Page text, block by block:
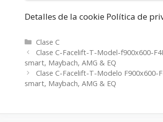
Detalles de la cookie Política de
Categorías
Clase C
Clase C-Facelift-T-Model-f900x600-
smart, Maybach, AMG & EQ
Clase C-Facelift-T-Modelo F900x600-
smart, Maybach, AMG & EQ